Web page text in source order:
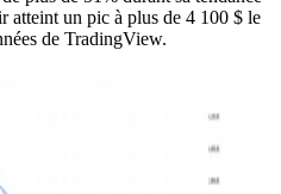
atteint un pic à plus de 4 100 $ le
de TradingView.